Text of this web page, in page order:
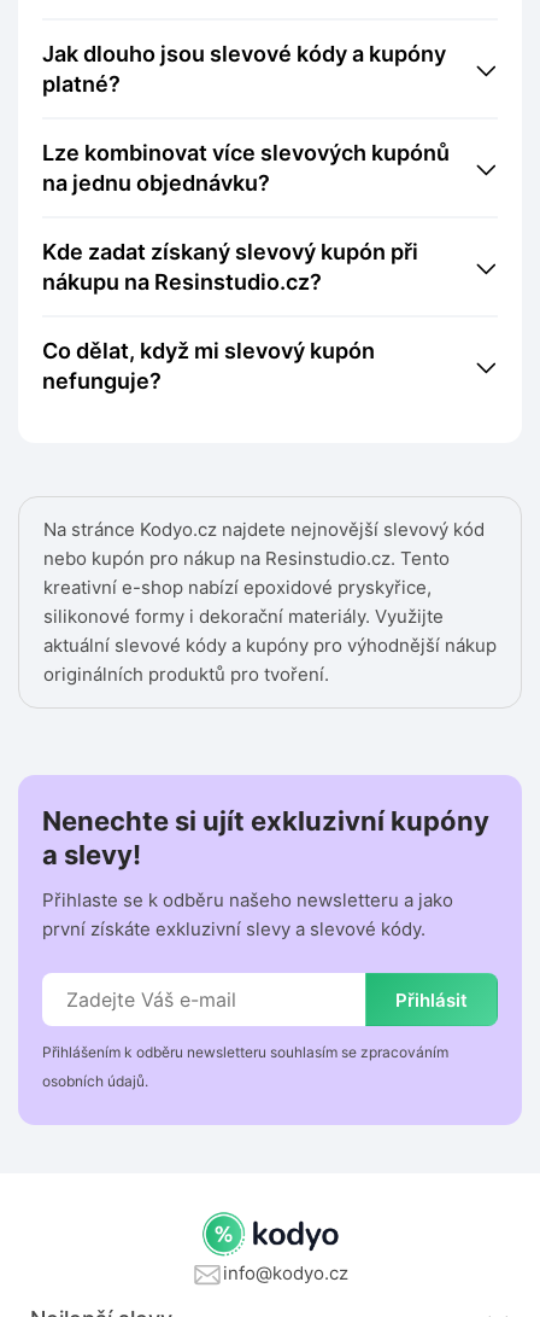
Na stránce Kodyo.cz najdete nejnovější slevový kód
nebo kupón pro nákup na Resinstudio.cz. Tento
kreativní e-shop nabízí epoxidové pryskyřice,
silikonové formy i dekorační materiály. Využijte
aktuální slevové kódy a kupóny pro výhodnější nákup
originálních produktů pro tvoření.
Jak dlouho jsou slevové kódy a kupóny
platné?
Lze kombinovat více slevových kupónů
na jednu objednávku?
Kde zadat získaný slevový kupón při
nákupu na Resinstudio.cz?
Co dělat, když mi slevový kupón
nefunguje?
Nenechte si ujít exkluzivní kupóny
a slevy!
Přihlaste se k odběru našeho newsletteru a jako
první získáte exkluzivní slevy a slevové kódy.
Přihlásit
Přihlášením k odběru newsletteru souhlasím se zpracováním
osobních údajů.
info@kodyo.cz